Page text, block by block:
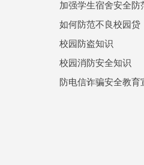
加强学生宿舍安全防
如何防范不良校园贷
校园防盗知识
校园消防安全知识
防电信诈骗安全教育